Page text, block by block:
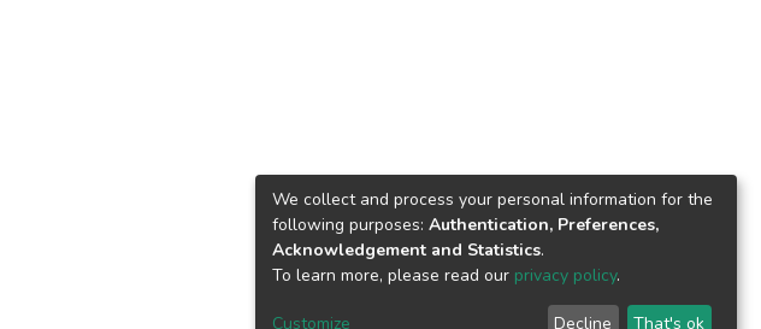
We collect and process your personal information for the
following purposes: Authentication, Preferences,
Acknowledgement and Statistics.
To learn more, please read our privacy policy.
Customize Decline That's ok